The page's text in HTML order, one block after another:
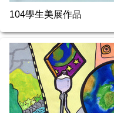
104學生美展作品